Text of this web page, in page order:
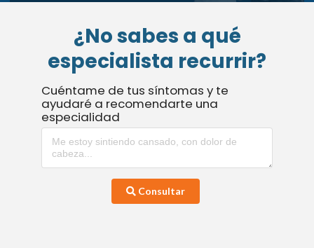
¿No sabes a qué
especialista recurrir?
Cuéntame de tus síntomas y te
ayudaré a recomendarte una
especialidad
Consultar